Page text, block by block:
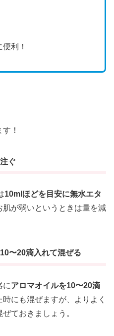
利！
！
ぐ
10mlほどを目安に無水エタ
肌が弱いというときは量を減
〜20滴入れて混ぜる
にアロマオイルを10〜20滴
にも混ぜますが、よりよく
ておきましょう。